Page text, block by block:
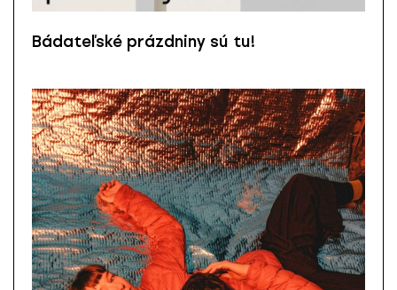
Bádateľské prázdniny sú tu!